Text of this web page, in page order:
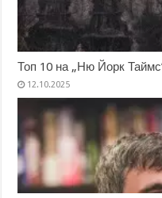
Топ 10 на „Ню Йорк
12.10.2025